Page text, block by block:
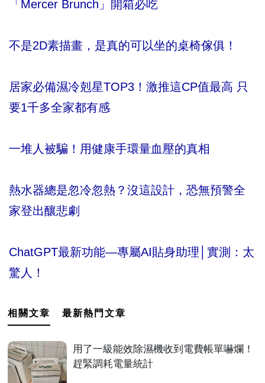
「Mercer Brunch」開箱必吃
不是2D素描畫，是真的可以坐的桌椅傢俱！
居家必備濕冷剋星TOP3！激推這CP值最高 只
要1千多全家都有感
一堆人被騙！用健康手環量血壓的真相
熱水器總是忽冷忽熱？沒這設計，恐無預警全
家登出釀悲劇
ChatGPT最新功能―專屬AI貼身助理│實測：太
驚人！
相關文章 最新熱門文章
用了一級能效除濕機收到電費帳單嚇爛！
趕緊調耗電量統計